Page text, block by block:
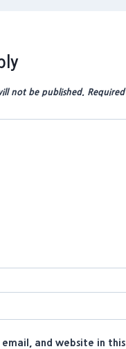
not be published.
email, and website in